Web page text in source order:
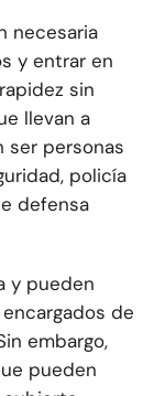
necesaria
y entrar en
sin
llevan a
ser personas
policía
defensa
y pueden
de
embargo,
pueden